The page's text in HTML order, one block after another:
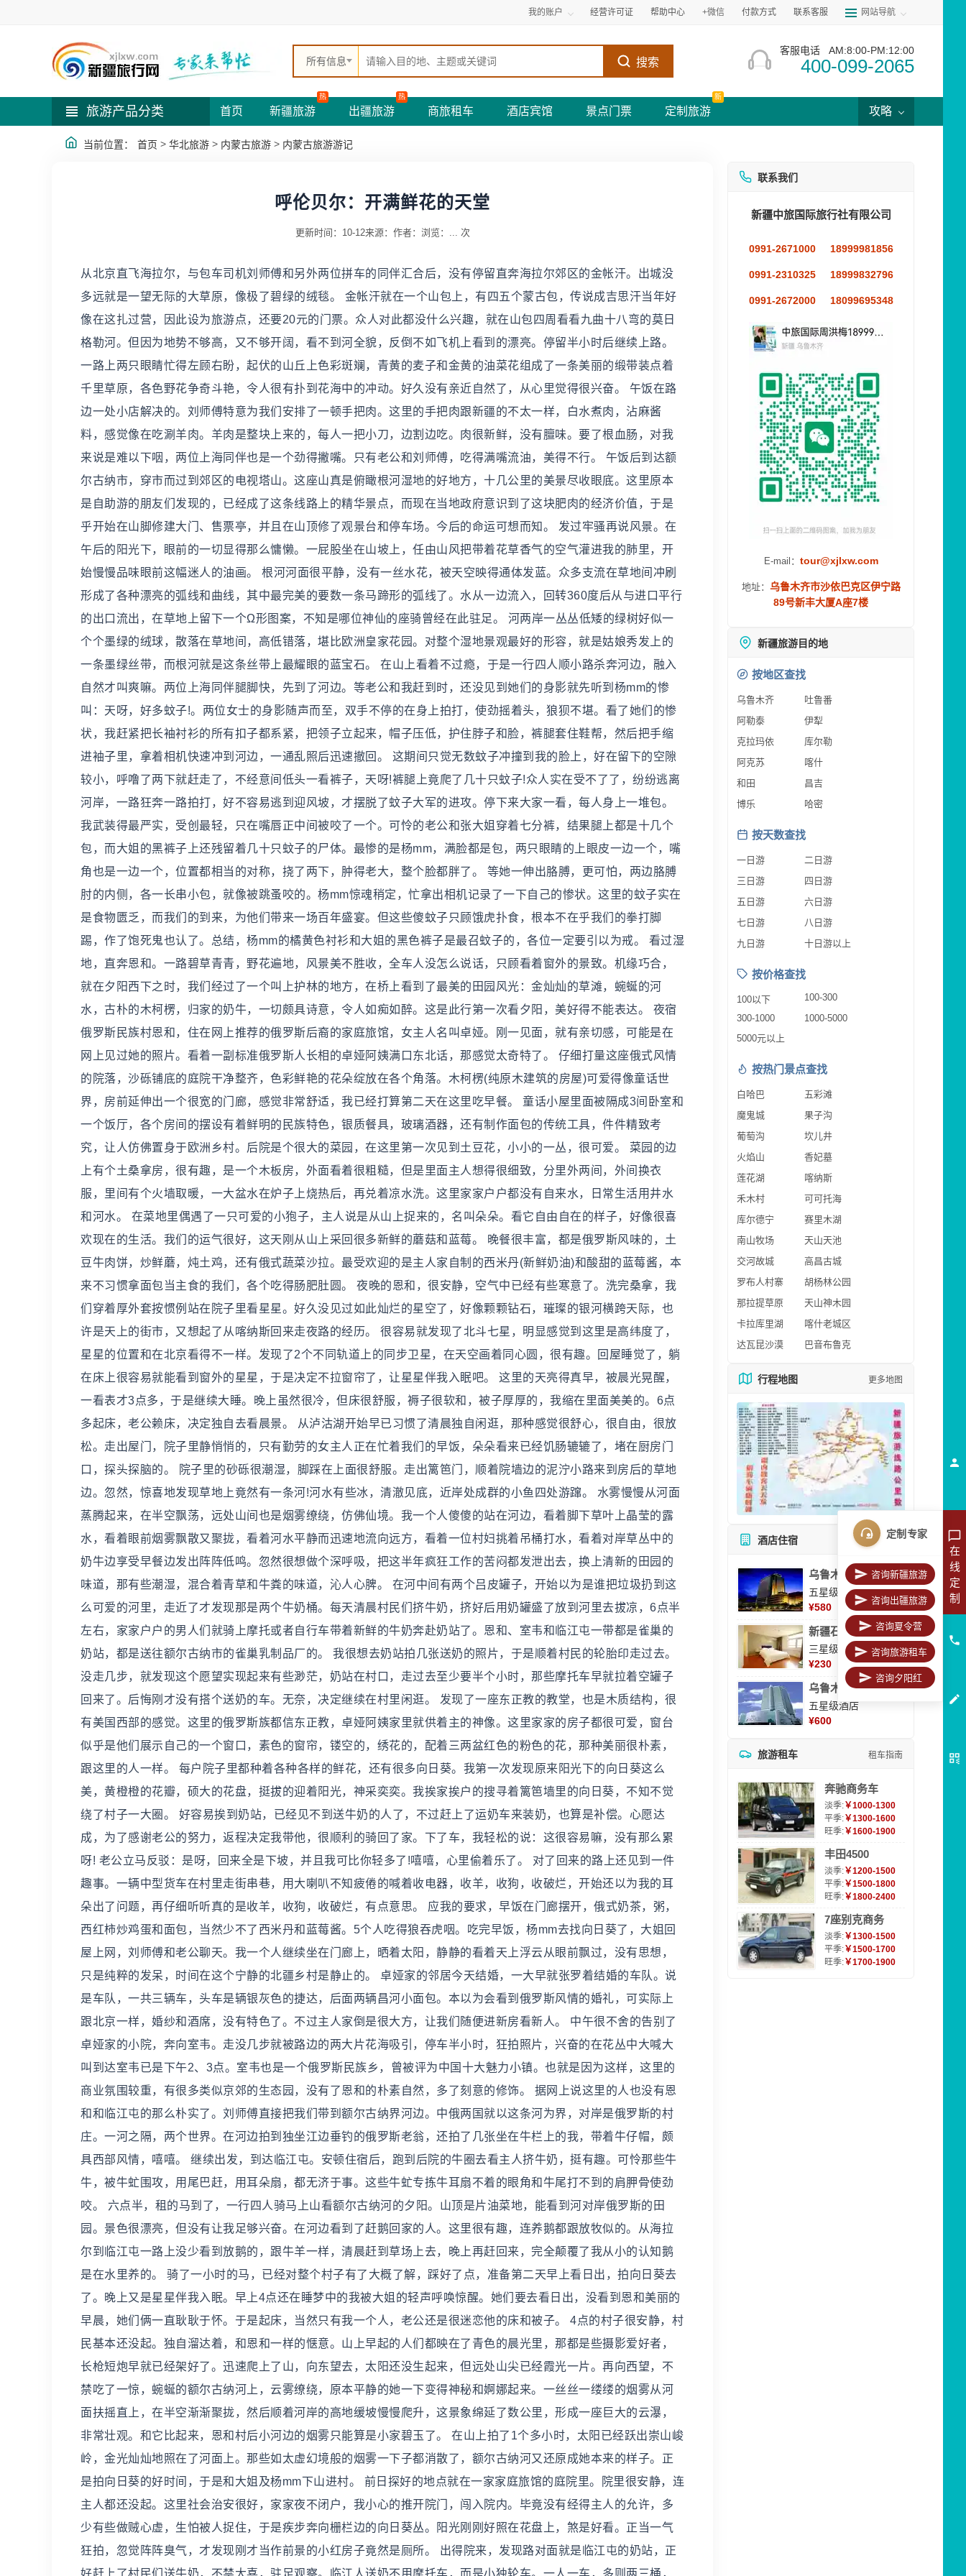
我的账户 经营许可证 帮助中心 +微信 付款方式 联系客服 网站导航
所有信息 搜索
客服电话 AM:8:00-PM:12:00
400-099-2065
旅游产品分类 首页 新疆旅游
热
出疆旅游
热
商旅租车 酒店宾馆 景点门票 定制旅游
新
攻略
当前位置： 首页 > 华北旅游 > 内蒙古旅游 > 内蒙古旅游游记
呼伦贝尔：开满鲜花的天堂
更新时间：10-12来源： 作者： 浏览： ... 次
从北京直飞海拉尔，与包车司机刘师傅和另外两位拼车的同伴汇合后，没有停留直奔海拉尔郊区的金帐汗。出城没
多远就是一望无际的大草原，像极了碧绿的绒毯。 金帐汗就在一个山包上，有四五个蒙古包，传说成吉思汗当年好
像在这扎过营，因此设为旅游点，还要20元的门票。众人对此都没什么兴趣，就在山包四周看看九曲十八弯的莫日
格勒河。但因为地势不够高，又不够开阔，看不到河全貌，反倒不如飞机上看到的漂亮。停留半小时后继续上路。
一路上两只眼睛忙得左顾右盼，起伏的山丘上色彩斑斓，青黄的麦子和金黄的油菜花组成了一条美丽的缎带装点着
千里草原，各色野花争奇斗艳，令人很有扑到花海中的冲动。好久没有亲近自然了，从心里觉得很兴奋。 午饭在路
边一处小店解决的。刘师傅特意为我们安排了一顿手把肉。这里的手把肉跟新疆的不太一样，白水煮肉，沾麻酱
料，感觉像在吃涮羊肉。羊肉是整块上来的，每人一把小刀，边割边吃。肉很新鲜，没有膻味。要了根血肠，对我
来说是难以下咽，两位上海同伴也是一个劲得撇嘴。只有老公和刘师傅，吃得满嘴流油，美得不行。 午饭后到达额
尔古纳市，穿市而过到郊区的电视塔山。这座山真是俯瞰根河湿地的好地方，十几公里的美景尽收眼底。这里原本
是自助游的朋友们发现的，已经成了这条线路上的精华景点，而现在当地政府意识到了这块肥肉的经济价值，于是
乎开始在山脚修建大门、售票亭，并且在山顶修了观景台和停车场。今后的命运可想而知。 发过牢骚再说风景。在
午后的阳光下，眼前的一切显得那么慵懒。一屁股坐在山坡上，任由山风把带着花草香气的空气灌进我的肺里，开
始慢慢品味眼前这幅迷人的油画。 根河河面很平静，没有一丝水花，被天空映得通体发蓝。众多支流在草地间冲刷
形成了各种漂亮的弧线和曲线，其中最完美的要数一条马蹄形的弧线了。水从一边流入，回转360度后从与进口平行
的出口流出，在草地上留下一个Ω形图案，不知是哪位神仙的座骑曾经在此驻足。 河两岸一丛丛低矮的绿树好似一
个个墨绿的绒球，散落在草地间，高低错落，堪比欧洲皇家花园。对整个湿地景观最好的形容，就是姑娘秀发上的
一条墨绿丝带，而根河就是这条丝带上最耀眼的蓝宝石。 在山上看着不过瘾，于是一行四人顺小路杀奔河边，融入
自然才叫爽嘛。两位上海同伴腿脚快，先到了河边。等老公和我赶到时，还没见到她们的身影就先听到杨mm的惨
叫：天呀，好多蚊子!。两位女士的身影随声而至，双手不停的在身上拍打，使劲摇着头，狼狈不堪。看了她们的惨
状，我赶紧把长袖衬衫的所有扣子都系紧，把领子立起来，帽子压低，护住脖子和脸，裤腿套住鞋帮，然后把手缩
进袖子里，拿着相机快速冲到河边，一通乱照后迅速撤回。 这期间只觉无数蚊子冲撞到我的脸上，好在留下的空隙
较小，呼噜了两下就赶走了，不经意间低头一看裤子，天呀!裤腿上竟爬了几十只蚊子!众人实在受不了了，纷纷逃离
河岸，一路狂奔一路拍打，好不容易逃到迎风坡，才摆脱了蚊子大军的进攻。停下来大家一看，每人身上一堆包。
我武装得最严实，受创最轻，只在嘴唇正中间被咬了一个。可怜的老公和张大姐穿着七分裤，结果腿上都是十几个
包，而大姐的黑裤子上还残留着几十只蚊子的尸体。最惨的是杨mm，满脸都是包，两只眼睛的上眼皮一边一个，嘴
角也是一边一个，位置都相当的对称，挠了两下，肿得老大，整个脸都胖了。 等她一伸出胳膊，更可怕，两边胳膊
肘的内侧，各一长串小包，就像被跳蚤咬的。杨mm惊魂稍定，忙拿出相机记录了一下自己的惨状。这里的蚊子实在
是食物匮乏，而我们的到来，为他们带来一场百年盛宴。但这些傻蚊子只顾饿虎扑食，根本不在乎我们的拳打脚
踢，作了饱死鬼也认了。总结，杨mm的橘黄色衬衫和大姐的黑色裤子是最召蚊子的，各位一定要引以为戒。 看过湿
地，直奔恩和。一路碧草青青，野花遍地，风景美不胜收，全车人没怎么说话，只顾看着窗外的景致。机缘巧合，
就在夕阳西下之时，我们经过了一个叫上护林的地方，在桥上看到了最美的田园风光：金灿灿的草滩，蜿蜒的河
水，古朴的木柯楞，归家的奶牛，一切颇具诗意，令人如痴如醉。这是此行第一次看夕阳，美好得不能表达。 夜宿
俄罗斯民族村恩和，住在网上推荐的俄罗斯后裔的家庭旅馆，女主人名叫卓娅。刚一见面，就有亲切感，可能是在
网上见过她的照片。看着一副标准俄罗斯人长相的卓娅阿姨满口东北话，那感觉太奇特了。 仔细打量这座俄式风情
的院落，沙砾铺底的庭院干净整齐，色彩鲜艳的花朵绽放在各个角落。木柯楞(纯原木建筑的房屋)可爱得像童话世
界，房前延伸出一个很宽的门廊，感觉非常舒适，我已经打算第二天在这里吃早餐。 童话小屋里面被隔成3间卧室和
一个饭厅，各个房间的摆设有着鲜明的民族特色，银质餐具，玻璃酒器，还有制作面包的传统工具，件件精致考
究，让人仿佛置身于欧洲乡村。后院是个很大的菜园，在这里第一次见到土豆花，小小的一丛，很可爱。 菜园的边
上有个土桑拿房，很有趣，是一个木板房，外面看着很粗糙，但是里面主人想得很细致，分里外两间，外间换衣
服，里间有个火墙取暖，一大盆水在炉子上烧热后，再兑着凉水洗。这里家家户户都没有自来水，日常生活用井水
和河水。 在菜地里偶遇了一只可爱的小狍子，主人说是从山上捉来的，名叫朵朵。看它自由自在的样子，好像很喜
欢现在的生活。我们的运气很好，这天刚从山上采回很多新鲜的蘑菇和蓝莓。 晚餐很丰富，都是俄罗斯风味的，土
豆牛肉饼，炒鲜蘑，炖土鸡，还有俄式蔬菜沙拉。最受欢迎的是主人家自制的西米丹(新鲜奶油)和酸甜的蓝莓酱，本
来不习惯拿面包当主食的我们，各个吃得肠肥肚圆。 夜晚的恩和，很安静，空气中已经有些寒意了。洗完桑拿，我
们穿着厚外套按惯例站在院子里看星星。好久没见过如此灿烂的星空了，好像颗颗钻石，璀璨的银河横跨天际，也
许是天上的街市，又想起了从喀纳斯回来走夜路的经历。 很容易就发现了北斗七星，明显感觉到这里是高纬度了，
星星的位置和在北京看得不一样。发现了2个不同轨道上的同步卫星，在天空画着同心圆，很有趣。回屋睡觉了，躺
在床上很容易就能看到窗外的星星，于是决定不拉窗帘了，让星星伴我入眠吧。 这里的天亮得真早，被晨光晃醒，
一看表才3点多，于是继续大睡。晚上虽然很冷，但床很舒服，褥子很软和，被子厚厚的，我缩在里面美美的。6点
多起床，老公赖床，决定独自去看晨景。 从泸沽湖开始早已习惯了清晨独自闲逛，那种感觉很舒心，很自由，很放
松。走出屋门，院子里静悄悄的，只有勤劳的女主人正在忙着我们的早饭，朵朵看来已经饥肠辘辘了，堵在厨房门
口，探头探脑的。 院子里的砂砾很潮湿，脚踩在上面很舒服。走出篱笆门，顺着院墙边的泥泞小路来到房后的草地
边。忽然，惊喜地发现草地上竟然有一条河!河水有些冰，清澈见底，近岸处成群的小鱼四处游蹿。 水雾慢慢从河面
蒸腾起来，在半空飘荡，远处山间也是烟雾缭绕，仿佛仙境。我一个人傻傻的站在河边，看着脚下草叶上晶莹的露
水，看着眼前烟雾飘散又聚拢，看着河水平静而迅速地流向远方，看着一位村妇挑着吊桶打水，看着对岸草丛中的
奶牛边享受早餐边发出阵阵低鸣。忽然很想做个深呼吸，把这半年疯狂工作的苦闷都发泄出去，换上清新的田园的
味道，那有些潮湿，混合着青草和牛粪的味道，沁人心脾。 在河中间有两个吕皮罐子，开始以为是谁把垃圾扔到这
么可爱的河里，走近了才发现那是两个牛奶桶。每天清晨村民们挤牛奶，挤好后用奶罐盛了放到河里去拔凉，6点半
左右，家家户户的男人们就骑上摩托或者自行车带着新鲜的牛奶奔赴奶站了。恩和、室韦和临江屯一带都是雀巢的
奶站，都是送往额尔古纳市的雀巢乳制品厂的。 我很想去奶站拍几张送奶的照片，于是顺着村民的轮胎印走过去。
没走几步，就发现这个愿望实现起来有些渺茫，奶站在村口，走过去至少要半个小时，那些摩托车早就拉着空罐子
回来了。后悔刚才没有搭个送奶的车。无奈，决定继续在村里闲逛。 发现了一座东正教的教堂，也是木质结构，很
有美国西部的感觉。这里的俄罗斯族都信东正教，卓娅阿姨家里就供着主的神像。这里家家的房子都很可爱，窗台
似乎是他们展示自己的一个窗口，素色的窗帘，镂空的，绣花的，配着三两盆红色的粉色的花，那种美丽很朴素，
跟这里的人一样。 每户院子里都种着各种各样的鲜花，还有很多向日葵。我第一次发现原来阳光下的向日葵这么
美，黄橙橙的花瓣，硕大的花盘，挺拔的迎着阳光，神采奕奕。我挨家挨户的搜寻着篱笆墙里的向日葵，不知不觉
绕了村子一大圈。 好容易挨到奶站，已经见不到送牛奶的人了，不过赶上了运奶车来装奶，也算是补偿。心愿达
成，为了感谢老公的努力，返程决定我带他，很顺利的骑回了家。下了车，我轻松的说：这很容易嘛，没有那么累
呀! 老公立马反驳：是呀，回来全是下坡，并且我可比你轻多了!嘻嘻，心里偷着乐了。 对了回来的路上还见到一件
趣事。一辆中型货车在村里走街串巷，用大喇叭不知疲倦的喊着收电器，收羊，收狗，收破烂，开始还以为我的耳
朵出了问题，再仔细听听真的是收羊，收狗，收破烂，有点意思。 应我的要求，早饭在门廊摆开，俄式奶茶，粥，
西红柿炒鸡蛋和面包，当然少不了西米丹和蓝莓酱。5个人吃得狼吞虎咽。吃完早饭，杨mm去找向日葵了，大姐回
屋上网，刘师傅和老公聊天。我一个人继续坐在门廊上，晒着太阳，静静的看着天上浮云从眼前飘过，没有思想，
只是纯粹的发呆，时间在这个宁静的北疆乡村是静止的。 卓娅家的邻居今天结婚，一大早就张罗着结婚的车队。说
是车队，一共三辆车，头车是辆银灰色的捷达，后面两辆昌河小面包。本以为会看到俄罗斯风情的婚礼，可实际上
跟北京一样，婚纱和酒席，没有特色了。不过主人家倒是很大方，让我们随便进新房看新人。 中午很不舍的告别了
卓娅家的小院，奔向室韦。走没几步就被路边的两大片花海吸引，停车半小时，狂拍照片，兴奋的在花丛中大喊大
叫到达室韦已是下午2、3点。室韦也是一个俄罗斯民族乡，曾被评为中国十大魅力小镇。也就是因为这样，这里的
商业氛围较重，有很多类似京郊的生态园，没有了恩和的朴素自然，多了刻意的修饰。 据网上说这里的人也没有恩
和和临江屯的那么朴实了。刘师傅直接把我们带到额尔古纳界河边。中俄两国就以这条河为界，对岸是俄罗斯的村
庄。一河之隔，两个世界。在河边拍到独坐江边垂钓的俄罗斯老翁，还拍了几张坐在牛栏上的我，带着牛仔帽，颇
具西部风情，嘻嘻。 继续出发，到达临江屯。安顿住宿后，跑到后院的牛圈去看主人挤牛奶，挺有趣。可怜那些牛
牛，被牛虻围攻，用尾巴赶，用耳朵扇，都无济于事。这些牛虻专拣牛耳扇不着的眼角和牛尾打不到的肩胛骨使劲
咬。 六点半，租的马到了，一行四人骑马上山看额尔古纳河的夕阳。山顶是片油菜地，能看到河对岸俄罗斯的田
园。景色很漂亮，但没有让我足够兴奋。在河边看到了赶鹅回家的人。这里很有趣，连养鹅都跟放牧似的。从海拉
尔到临江屯一路上没少看到放鹅的，跟牛羊一样，清晨赶到草场上去，晚上再赶回来，完全颠覆了我从小的认知鹅
是在水里养的。 骑了一小时的马，已经对整个村子有了大概了解，踩好了点，准备第二天早上看日出，拍向日葵去
了。晚上又是星星伴我入眠。早上4点还在睡梦中的我被大姐的轻声呼唤惊醒。她们要去看日出，没看到恩和美丽的
早晨，她们俩一直耿耿于怀。于是起床，当然只有我一个人，老公还是很迷恋他的床和被子。 4点的村子很安静，村
民基本还没起。独自溜达着，和恩和一样的惬意。山上早起的人们都映在了青色的晨光里，那都是些摄影爱好者，
长枪短炮早就已经架好了。迅速爬上了山，向东望去，太阳还没生起来，但远处山尖已经霞光一片。再向西望，不
禁吃了一惊，蜿蜒的额尔古纳河上，云雾缭绕，原本平静的她一下变得神秘和婀娜起来。一丝丝一缕缕的烟雾从河
面扶摇直上，在半空渐渐聚拢，然后顺着河岸的高地缓坡慢慢爬升，这景象绵延了数公里，形成一座巨大的云瀑，
非常壮观。和它比起来，恩和村后小河边的烟雾只能算是小家碧玉了。 在山上拍了1个多小时，太阳已经跃出崇山峻
岭，金光灿灿地照在了河面上。那些如太虚幻境般的烟雾一下子都消散了，额尔古纳河又还原成她本来的样子。正
是拍向日葵的好时间，于是和大姐及杨mm下山进村。 前日探好的地点就在一家家庭旅馆的庭院里。院里很安静，连
主人都还没起。这里社会治安很好，家家夜不闭户，我小心的推开院门，闯入院内。毕竟没有经得主人的允许，多
少有些做贼心虚，生怕被人捉住，于是疾步奔向栅栏边的向日葵丛。阳光刚刚好照在花盘上，煞是好看。正当一气
狂拍，忽觉阵阵臭气，才发现刚才当作前景的小红房子竟然是厕所。 出得院来，发现路对面就是临江屯的奶站，正
好赶上了村民们送牛奶，不禁大喜，驻足观察。临江人送奶不用摩托车，而是小独轮车。一人一车，多则两三桶，
联系我们
新疆中旅国际旅行社有限公司
0991-2671000 18999981856
0991-2310325 18999832796
0991-2672000 18099695348
E-mail： tour@xjlxw.com
地址： 乌鲁木齐市沙依巴克区伊宁路
89号新丰大厦A座7楼
新疆旅游目的地
按地区查找
乌鲁木齐
吐鲁番
阿勒泰
伊犁
克拉玛依
库尔勒
阿克苏
喀什
和田
昌吉
博乐
哈密
按天数查找
一日游
二日游
三日游
四日游
五日游
六日游
七日游
八日游
九日游
十日游以上
按价格查找
100以下
100-300
300-1000
1000-5000
5000元以上
按热门景点查找
白哈巴
五彩滩
魔鬼城
果子沟
葡萄沟
坎儿井
火焰山
香妃墓
莲花湖
喀纳斯
禾木村
可可托海
库尔德宁
赛里木湖
南山牧场
天山天池
交河故城
高昌古城
罗布人村寨
胡杨林公园
那拉提草原
天山神木园
卡拉库里湖
喀什老城区
达瓦昆沙漠
巴音布鲁克
行程地图 更多地图
酒店住宿 所有酒店
乌鲁木齐美丽华大酒
五星级酒店
¥580
新疆石河子凯瑞酒店
三星级酒店
¥230
乌鲁木齐海德大酒店
五星级酒店
¥600
旅游租车 租车指南
奔驰商务车
淡季:￥1000-1300
平季:￥1300-1600
旺季:￥1600-1900
丰田4500
淡季:￥1200-1500
平季:￥1500-1800
旺季:￥1800-2400
7座别克商务
淡季:￥1300-1500
平季:￥1500-1700
旺季:￥1700-1900
在
线
定
制
定制专家
咨询新疆旅游
咨询出疆旅游
咨询夏令营
咨询旅游租车
咨询夕阳红